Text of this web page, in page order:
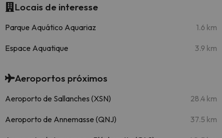
Locais de interesse
Parque Aquático Aquariaz 1.6 km
Espace Aquatique 3.9 km
Aeroportos próximos
Aeroporto de Sallanches (XSN) 28.4 km
Aeroporto de Annemasse (QNJ) 37.5 km